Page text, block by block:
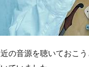
の音源を聴いておこ